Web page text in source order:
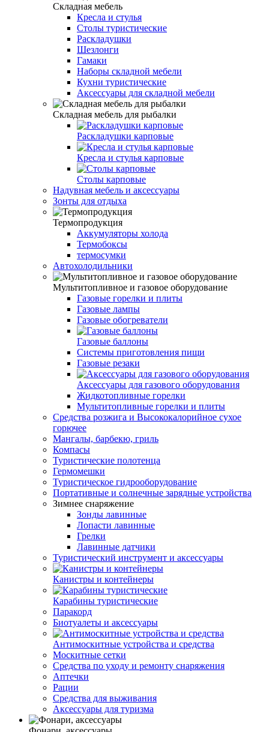
Складная мебель
Кресла и стулья
Столы туристические
Раскладушки
Шезлонги
Гамаки
Наборы складной мебели
Кухни туристические
Аксессуары для складной мебели
Складная мебель для рыбалки
Раскладушки карповые
Кресла и стулья карповые
Столы карповые
Надувная мебель и аксессуары
Зонты для отдыха
Термопродукция
Аккумуляторы холода
Термобоксы
термосумки
Автохолодильники
Мультитопливное и газовое оборудование
Газовые горелки и плиты
Газовые лампы
Газовые обогреватели
Газовые баллоны
Системы приготовления пищи
Газовые резаки
Аксессуары для газового оборудования
Жидкотопливные горелки
Мультитопливные горелки и плиты
Средства розжига и Высококалорийное сухое
горючее
Мангалы, барбекю, гриль
Компасы
Туристические полотенца
Гермомешки
Туристическое гидрооборудование
Портативные и солнечные зарядные устройства
Зимнее снаряжение
Зонды лавинные
Лопасти лавинные
Грелки
Лавинные датчики
Туристический инструмент и аксессуары
Канистры и контейнеры
Карабины туристические
Паракорд
Биотуалеты и аксессуары
Антимоскитные устройства и средства
Москитные сетки
Средства по уходу и ремонту снаряжения
Аптечки
Рации
Средства для выживания
Аксессуары для туризма